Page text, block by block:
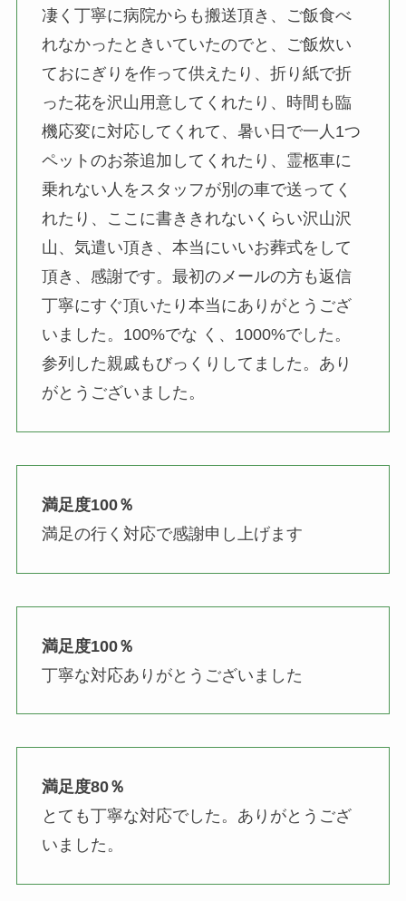
凄く丁寧に病院からも搬送頂き、ご飯食べ
れなかったときいていたのでと、ご飯炊い
ておにぎりを作って供えたり、折り紙で折
った花を沢山用意してくれたり、時間も臨
機応変に対応してくれて、暑い日で一人1つ
ペットのお茶追加してくれたり、霊柩車に
乗れない人をスタッフが別の車で送ってく
れたり、ここに書ききれないくらい沢山沢
山、気遣い頂き、本当にいいお葬式をして
頂き、感謝です。最初のメールの方も返信
丁寧にすぐ頂いたり本当にありがとうござ
いました。100%でな く、1000%でした。
参列した親戚もびっくりしてました。あり
がとうございました。
満足度100％
満足の行く対応で感謝申し上げます
満足度100％
丁寧な対応ありがとうございました
満足度80％
とても丁寧な対応でした。ありがとうござ
いました。